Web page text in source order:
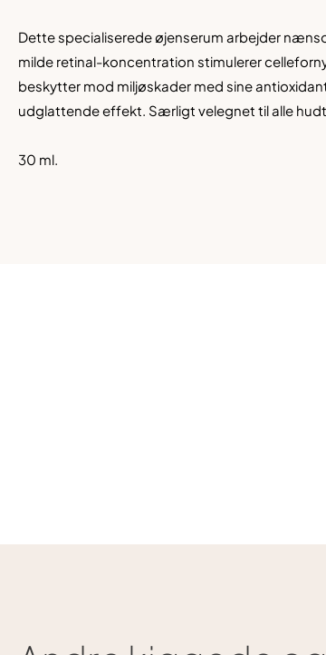
Dette specialiserede øjenserum arbejder
milde retinal-koncentration stimulerer
beskytter mod miljøskader med sine
udglattende effekt. Særligt velegnet til alle
30 ml.